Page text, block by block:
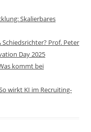
Skalierbares
Prof. Peter
Day 2025
kommt bei
wirkt KI im Recruiting-